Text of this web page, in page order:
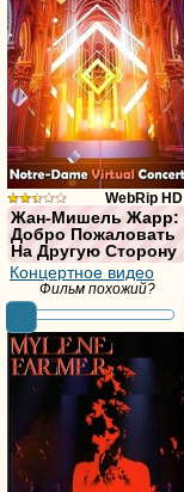
WebRip HD
недостаточно
голосов
фильма
Жан-Мишель Жарр:
Добро Пожаловать
На Другую Сторону
Концертное видео
Дата выхода: 01.01.2021
Фильм похожий?